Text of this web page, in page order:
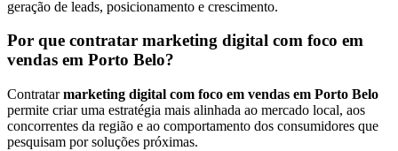
geração de leads, posicionamento e crescimento.
Por que contratar marketing digital com foco em
vendas em Porto Belo?
Contratarmarketing digital com foco em vendas em Porto Belo
permite criar uma estratégia mais alinhada ao mercado local, aos
concorrentes da região e ao comportamento dos consumidores que
pesquisam por soluções próximas.